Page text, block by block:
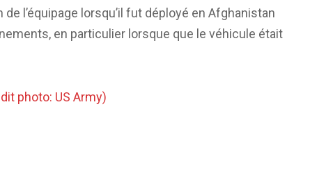
l’équipage lorsqu’il fut déployé en Afghanistan
en particulier lorsque que le véhicule était